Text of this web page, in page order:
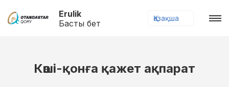
Erulik
Басты бет
Қазақша
Көші-қонға қажет ақпарат